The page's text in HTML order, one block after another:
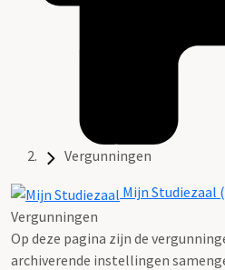
Vergunningen
Mijn Studiezaal
Vergunningen
Op deze pagina zijn de
archiverende instellingen